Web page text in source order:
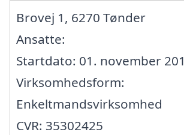
Brovej 1, 6270 Tønder
Ansatte:
Startdato: 01. november
Virksomhedsform:
Enkeltmandsvirksomhed
CVR: 35302425